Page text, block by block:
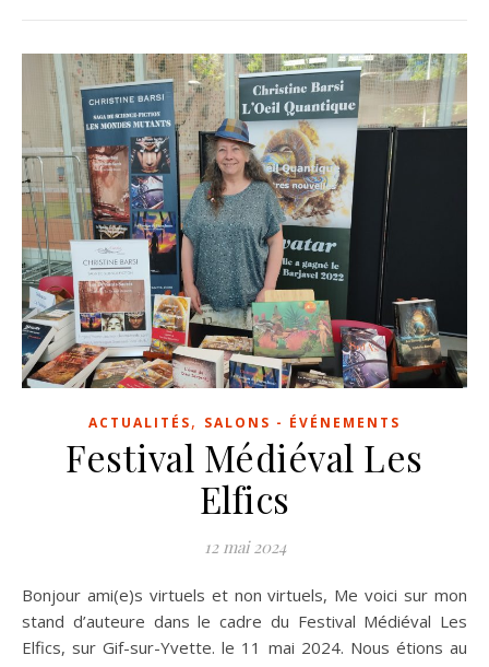
ACTUALITÉS, SALONS - ÉVÉNEMENTS
Festival Médiéval Les
Elfics
12 mai 2024
Bonjour ami(e)s virtuels et non virtuels, Me voici sur mon
stand d’auteure dans le cadre du Festival Médiéval Les
Elfics, sur Gif-sur-Yvette. le 11 mai 2024. Nous étions au